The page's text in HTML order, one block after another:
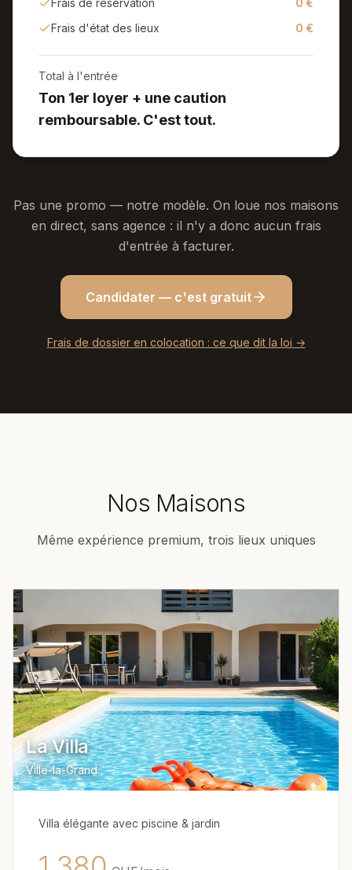
Frais de réservation
0 €
Frais d'état des lieux
0 €
Total à l'entrée
Ton 1er loyer + une caution
remboursable. C'est tout.
Pas une promo — notre modèle. On loue nos maisons
en direct, sans agence : il n'y a donc aucun frais
d'entrée à facturer.
Candidater — c'est gratuit
Frais de dossier en colocation : ce que dit la loi →
Nos Maisons
Même expérience premium, trois lieux uniques
La Villa
Ville-la-Grand
Villa élégante avec piscine & jardin